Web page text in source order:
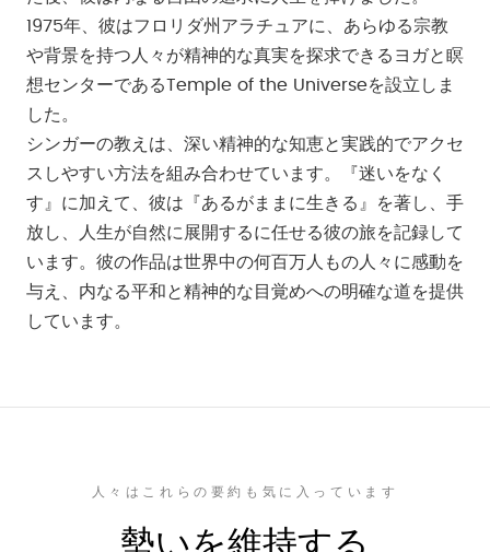
1975年、彼はフロリダ州アラチュアに、あらゆる宗教
や背景を持つ人々が精神的な真実を探求できるヨガと瞑
想センターであるTemple of the Universeを設立しま
した。
シンガーの教えは、深い精神的な知恵と実践的でアクセ
スしやすい方法を組み合わせています。『迷いをなく
す』に加えて、彼は『あるがままに生きる』を著し、手
放し、人生が自然に展開するに任せる彼の旅を記録して
います。彼の作品は世界中の何百万人もの人々に感動を
与え、内なる平和と精神的な目覚めへの明確な道を提供
しています。
人々はこれらの要約も気に入っています
勢いを維持する